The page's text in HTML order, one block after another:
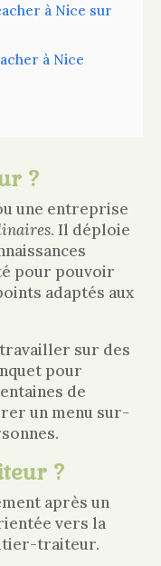
à Nice sur
à Nice
?
une entreprise
. Il déploie
pour pouvoir
adaptés aux
sur des
pour
de
un menu sur-
?
après un
vers la
traiteur.